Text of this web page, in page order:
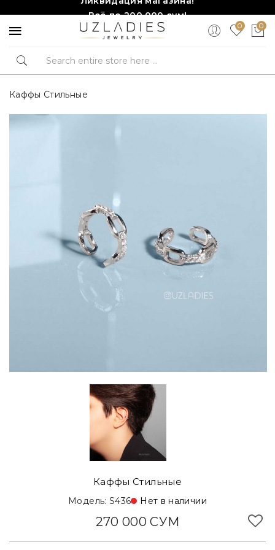
Всё по 200,000 сум!
Торопитесь, количество ограничено!❤️!0 0
Каффы Стильные
Каффы Стильные
Модель: S436 Нет в наличии
270 000 СУМ